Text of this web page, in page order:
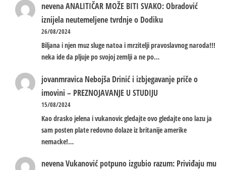
nevenaANALITIČAR MOŽE BITI SVAKO: Obradović
iznijela neutemeljene tvrdnje o Dodiku
26/08/2024
Biljana i njen muz sluge natoa i mrzitelji pravoslavnog naroda!!!
neka ide da pljuje po svojoj zemlji a ne po…
jovanmravica Nebojša Drinić i izbjegavanje priče o
imovini – PREZNOJAVANJE U STUDIJU
15/08/2024
Kao drasko jelena i vukanovic gledajte ovo gledajte ono lazu ja
sam posten plate redovno dolaze iz britanije amerike
nemacke!…
nevenaVukanović potpuno izgubio razum: Priviđaju mu